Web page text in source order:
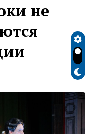
не